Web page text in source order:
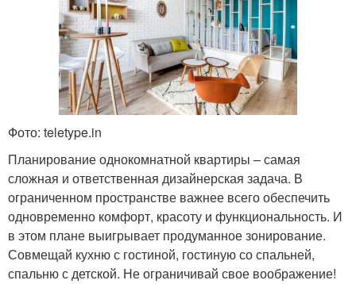
Фото: teletype.in
Планирование однокомнатной квартиры – самая
сложная и ответственная дизайнерская задача. В
ограниченном пространстве важнее всего обеспечить
одновременно комфорт, красоту и функциональность. И
в этом плане выигрывает продуманное зонирование.
Совмещай кухню с гостиной, гостиную со спальней,
спальню с детской. Не ограничивай свое воображение!